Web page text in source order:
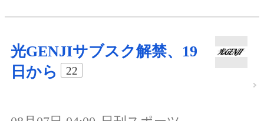
光GENJIサブスク解禁、19
日から
22